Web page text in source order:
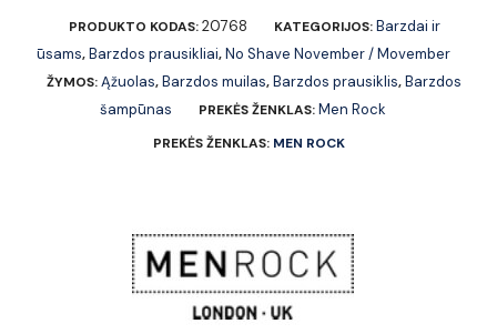
PRODUKTO KODAS:20768 KATEGORIJOS:Barzdai ir
ūsams,Barzdos prausikliai,No Shave November / Movember
ŽYMOS:Ąžuolas,Barzdos muilas,Barzdos prausiklis,Barzdos
šampūnas
PREKĖS ŽENKLAS:Men Rock
PREKĖS ŽENKLAS: MEN ROCK